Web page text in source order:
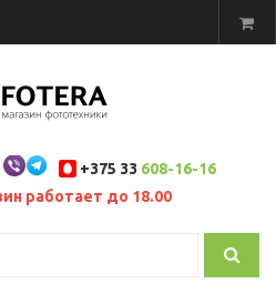
+375 33 608-16-16
работает до 18.00